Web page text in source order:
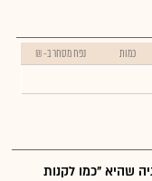
כמות נפח מסחר ב- ₪
שהיא "כמו לקנות